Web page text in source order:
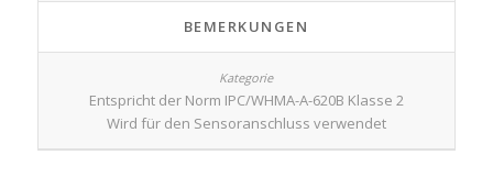
BEMERKUNGEN
Entspricht der Norm IPC/WHMA-A-620B Klasse 2
Wird für den Sensoranschluss verwendet